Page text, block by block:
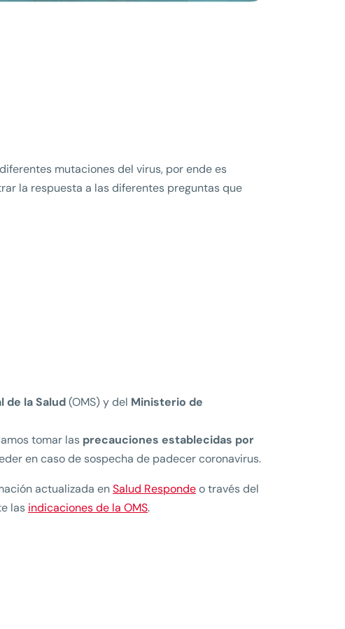
mutaciones del virus, por ende es
la respuesta a las diferentes preguntas que
de la Salud(OMS) y del Ministerio de
tomar las precauciones establecidas por
en caso de sospecha de padecer coronavirus.
actualizada enSalud Respondeo través del
las indicaciones de la OMS.